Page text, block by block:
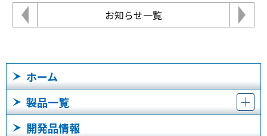
お知らせ一覧
ホーム
製品一覧
開発品情報